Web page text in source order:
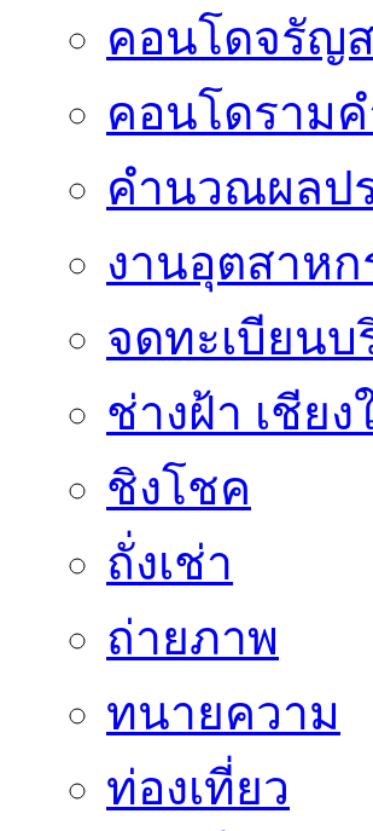
คอนโดจรัญ
คอนโดราม
คำนวณผลป
งานอุตสาหก
จดทะเบียน
ช่างฝ้า เชียง
ชิงโชค
ถั่งเช่า
ถ่ายภาพ
ทนายความ
ท่องเที่ยว